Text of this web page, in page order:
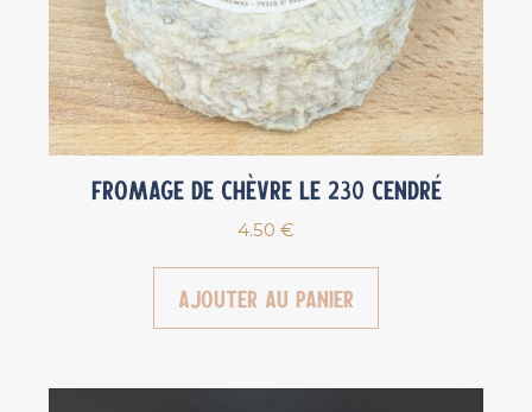
Fromage de chèvre Le 230 cendré
4.50 €
Ajouter au panier